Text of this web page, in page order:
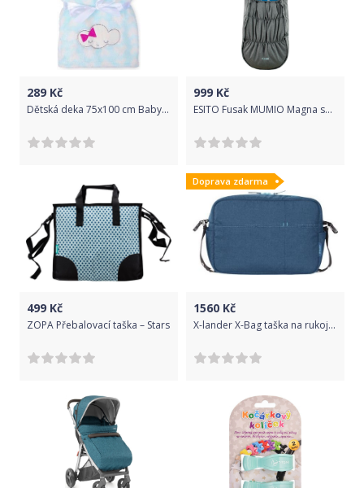
289 Kč
Dětská deka 75x100 cm Baby Matex Ricco Menthol Cloud
999 Kč
ESITO Fusak MUMIO Magna softshell puntík modrá
499 Kč
ZOPA Přebalovací taška – Stars
Doprava zdarma
1560 Kč
X-lander X-Bag taška na rukojeť Petrol blue